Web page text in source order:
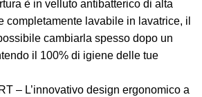
è in velluto antibatterico di alta
completamente lavabile in lavatrice, il
cambiarla spesso dopo un
il 100% di igiene delle tue
– L’innovativo design ergonomico a